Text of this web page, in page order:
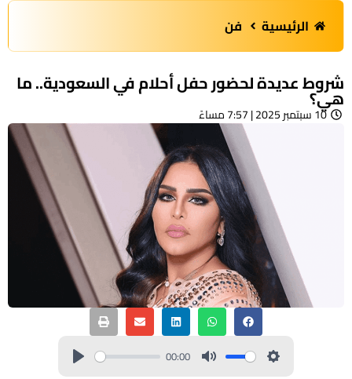
الرئيسية فن
شروط عديدة لحضور حفل أحلام في السعودية.. ما
هي؟
10 سبتمبر 2025 | 7:57 مساءً
00:00